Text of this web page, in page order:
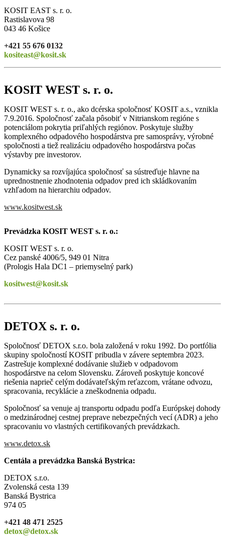
KOSIT EAST s. r. o.
Rastislavova 98
043 46 Košice
+421 55 676 0132
kositeast@kosit.sk
KOSIT WEST s. r. o.
KOSIT WEST s. r. o., ako dcérska spoločnosť KOSIT a.s., vznikla
7.9.2016. Spoločnosť začala pôsobiť v Nitrianskom regióne s
potenciálom pokrytia priľahlých regiónov. Poskytuje služby
komplexného odpadového hospodárstva pre samosprávy, výrobné
spoločnosti a tiež realizáciu odpadového hospodárstva počas
výstavby pre investorov.
Dynamicky sa rozvíjajúca spoločnosť sa sústreďuje hlavne na
uprednostnenie zhodnotenia odpadov pred ich skládkovaním
vzhľadom na hierarchiu odpadov.
www.kositwest.sk
Prevádzka KOSIT WEST s. r. o.:
KOSIT WEST s. r. o.
Cez panské 4006/5, 949 01 Nitra
(Prologis Hala DC1 – priemyselný park)
kositwest@kosit.sk
DETOX s. r. o.
Spoločnosť DETOX s.r.o. bola založená v roku 1992. Do portfólia
skupiny spoločností KOSIT pribudla v závere septembra 2023.
Zastrešuje komplexné dodávanie služieb v odpadovom
hospodárstve na celom Slovensku. Zároveň poskytuje koncové
riešenia naprieč celým dodávateľským reťazcom, vrátane odvozu,
spracovania, recyklácie a zneškodnenia odpadu.
Spoločnosť sa venuje aj transportu odpadu podľa Európskej dohody
o medzinárodnej cestnej preprave nebezpečných vecí (ADR) a jeho
spracovaniu vo vlastných certifikovaných prevádzkach.
www.detox.sk
Centála a prevádzka Banská Bystrica:
DETOX s.r.o.
Zvolenská cesta 139
Banská Bystrica
974 05
+421 48 471 2525
detox@detox.sk